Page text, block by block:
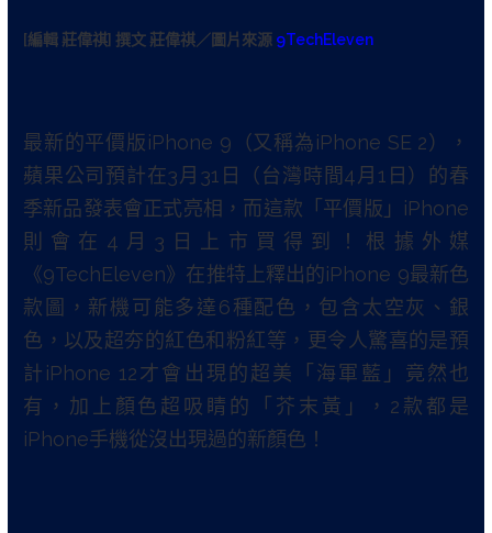
[編輯 莊偉祺] 撰文 莊偉祺／圖片來源 9TechEleven
最新的平價版iPhone 9（又稱為iPhone SE 2），
蘋果公司預計在3月31日（台灣時間4月1日）的春
季新品發表會正式亮相，而這款「平價版」iPhone
則會在4月3日上市買得到！根據外媒
《9TechEleven》在推特上釋出的iPhone 9最新色
款圖，新機可能多達6種配色，包含太空灰、銀
色，以及超夯的紅色和粉紅等，更令人驚喜的是預
計iPhone 12才會出現的超美「海軍藍」竟然也
有，加上顏色超吸睛的「芥末黃」，2款都是
iPhone手機從沒出現過的新顏色！